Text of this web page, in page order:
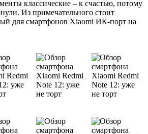
классические – к счастью, потому
Из примечательного стоит
для смартфонов Xiaomi ИК-порт на